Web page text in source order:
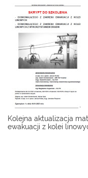
Kolejna aktualizacja
ewakuacji z kolei